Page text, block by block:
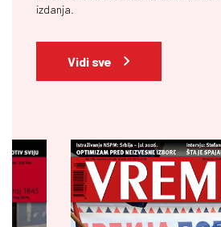
izdanja.
Vidi sve